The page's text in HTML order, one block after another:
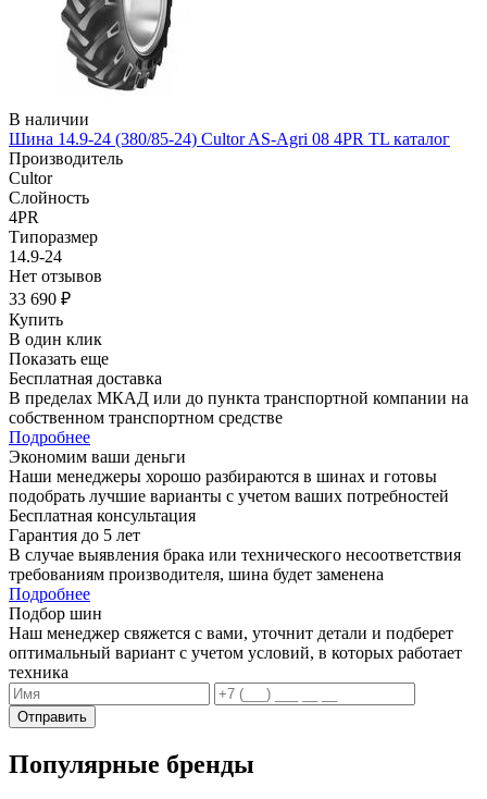
В наличии
Шина 14.9-24 (380/85-24) Cultor AS-Agri 08 4PR TL каталог
Производитель
Cultor
Слойность
4PR
Типоразмер
14.9-24
Нет отзывов
33 690 ₽
Купить
В один клик
Показать еще
Бесплатная доставка
В пределах МКАД или до пункта транспортной компании на
собственном транспортном средстве
Подробнее
Экономим ваши деньги
Наши менеджеры хорошо разбираются в шинах и готовы
подобрать лучшие варианты с учетом ваших потребностей
Бесплатная консультация
Гарантия до 5 лет
В случае выявления брака или технического несоответствия
требованиям производителя, шина будет заменена
Подробнее
Подбор шин
Наш менеджер свяжется с вами, уточнит детали и подберет
оптимальный вариант с учетом условий, в которых работает
техника
Отправить
Популярные бренды